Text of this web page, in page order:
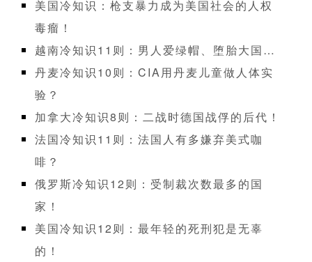
美国冷知识：枪支暴力成为美国社会的人权
毒瘤！
越南冷知识11则：男人爱绿帽、堕胎大国…
丹麦冷知识10则：CIA用丹麦儿童做人体实
验？
加拿大冷知识8则：二战时德国战俘的后代！
法国冷知识11则：法国人有多嫌弃美式咖
啡？
俄罗斯冷知识12则：受制裁次数最多的国
家！
美国冷知识12则：最年轻的死刑犯是无辜
的！